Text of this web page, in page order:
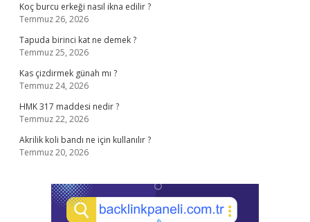
Koç burcu erkeği nasıl ikna edilir ?
Temmuz 26, 2026
Tapuda birinci kat ne demek ?
Temmuz 25, 2026
Kas çizdirmek günah mı ?
Temmuz 24, 2026
HMK 317 maddesi nedir ?
Temmuz 22, 2026
Akrilik koli bandı ne için kullanılır ?
Temmuz 20, 2026